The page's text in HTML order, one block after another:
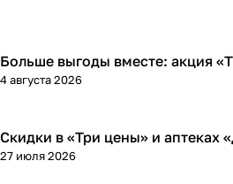
Кросс-акции
4 августа 2026
Больше выгоды вместе: акция
Кросс-акции
27 июля 2026
Скидки в «Три цены» и аптеках